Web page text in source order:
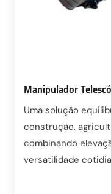
Manipulador
Uma solução
construção,
combinando
versatilidade